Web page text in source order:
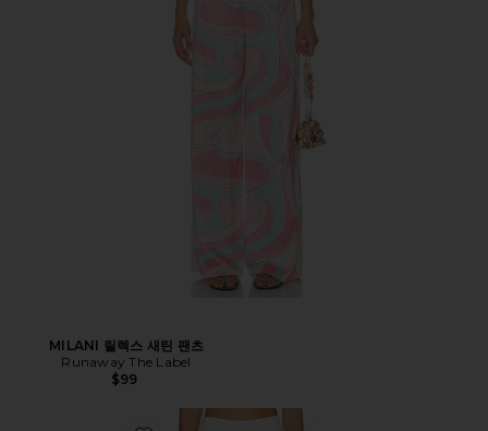
MILANI 릴렉스 새틴 팬츠
Runaway The Label
$99